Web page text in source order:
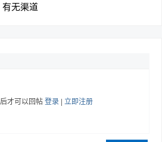
无渠道
才可以回帖登录 | 立即注册